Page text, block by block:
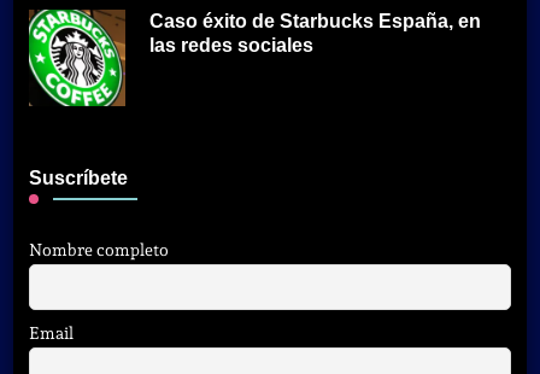
Caso éxito de Starbucks España, en
las redes sociales
Suscríbete
Nombre completo
Email